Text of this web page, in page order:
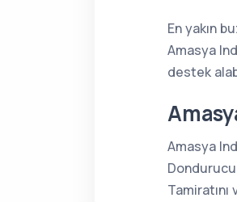
En yakın
Amasya
destek
Amasya